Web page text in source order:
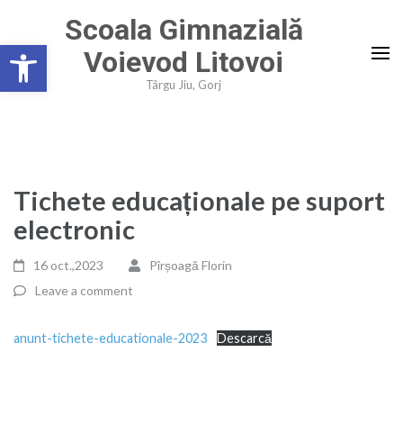
Deschide bara de unelte
content
(Press
Scoala Gimnazială
Voievod Litovoi
Târgu Jiu, Gorj
Tichete educaționale pe suport
electronic
16 oct.,2023
Pîrșoagă Florin
Leave a comment
anunt-tichete-educationale-2023 Descarcă